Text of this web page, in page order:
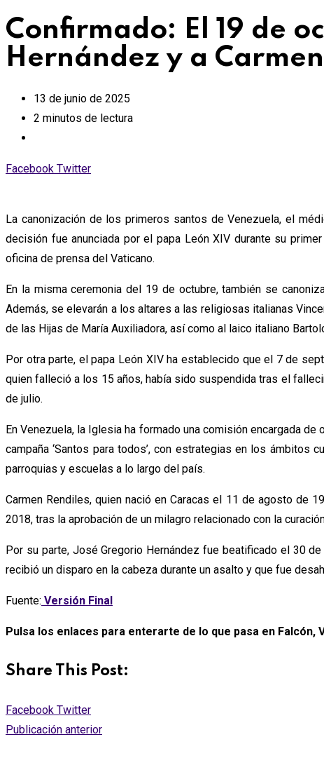
Confirmado: El 19 de
Hernández y a
13 de junio de 2025
2 minutos de lectura
Facebook TwitterWhatsapp
Comparte
La canonización de los primeros santos de Venezuela, el
decisión fue anunciada por el papa León XIV durante su
oficina de prensa del Vaticano.
En la misma ceremonia del 19 de octubre, también se
Además, se elevarán a los altares a las religiosas italianas
de las Hijas de María Auxiliadora, así como al laico italiano
Por otra parte, el papa León XIV ha establecido que el 7 de
quien falleció a los 15 años, había sido suspendida tras el
de julio.
En Venezuela, la Iglesia ha formado una comisión encargada
campaña ‘Santos para todos’, con estrategias en los
parroquias y escuelas a lo largo del país.
Carmen Rendiles, quien nació en Caracas el 11 de agosto de
2018, tras la aprobación de un milagro relacionado con la
Por su parte, José Gregorio Hernández fue beatificado el 30
recibió un disparo en la cabeza durante un asalto y que fue
Fuente: Versión Final
Pulsa los enlaces para enterarte de lo que pasa en Falcón,
Share This Post:
Facebook TwitterWhatsapp
Comparte
via
Publicación anterior